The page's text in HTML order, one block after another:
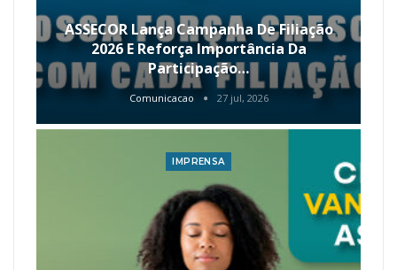
ASSECOR Lança Campanha De Filiação
2026 E Reforça Importância Da
Participação…
Comunicacao 27 jul, 2026
IMPRENSA